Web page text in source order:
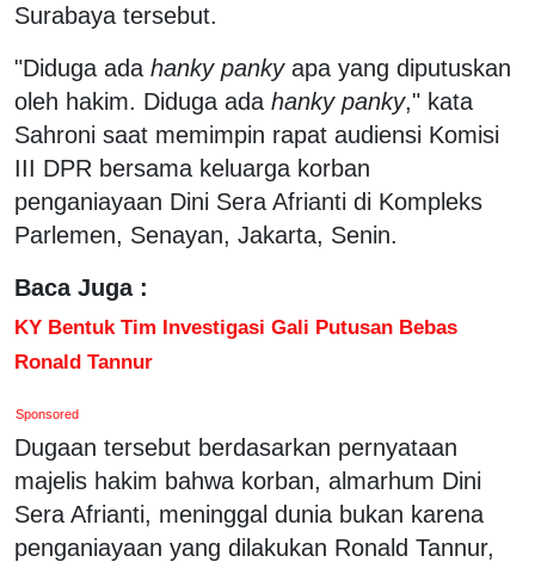
Surabaya tersebut.
"Diduga ada hanky pankyapa yang diputuskan
oleh hakim. Diduga ada hanky panky," kata
Sahroni saat memimpin rapat audiensi Komisi
III DPR bersama keluarga korban
penganiayaan Dini Sera Afrianti di Kompleks
Parlemen, Senayan, Jakarta, Senin.
Baca Juga :
KY Bentuk Tim Investigasi Gali Putusan Bebas
Ronald Tannur
Sponsored
Dugaan tersebut berdasarkan pernyataan
majelis hakim bahwa korban, almarhum Dini
Sera Afrianti, meninggal dunia bukan karena
penganiayaan yang dilakukan Ronald Tannur,